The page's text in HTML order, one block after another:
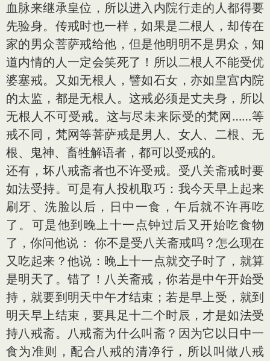
血脉来继承皇位，所以进入内院行走的人都得要
先验身。传戒时也一样，如果是二根人，却传在
家的男众菩萨戒给他，但是他明明不是男众，知
道内情的人一定会笑死了！所以二根人不能受优
婆塞戒。又如无根人，譬如石女，亦如皇宫内院
的太监，都是无根人。这戒必须是丈夫身，所以
无根人不可受戒。这与尽未来际受的梵网……等
戒不同，梵网等菩萨戒是男人、女人、二根、无
根、鬼神、畜牲解语者，都可以受戒的。
还有，坏八戒斋者也不许受戒。受八关斋戒时要
如法受持。可是有人投机取巧：我今天早上起来
刷牙、洗脸以后，日中一食，午后就不许再吃
了。可是他到晚上十一点钟过后又开始吃食物
了，你问他说： 你不是受八关斋戒吗？怎么现在
又吃起来？他说：晚上十一点就交子时了，就算
是明天了。错了！八关斋戒，你若是中午开始受
持，就要到明天中午才结束；若是早上受，就到
明天早上结束，要具足十二个时辰，才是如法受
持八戒斋。八戒斋为什么叫斋？因为它以日中一
食为准则，配合八戒的清净行，所以叫做八戒